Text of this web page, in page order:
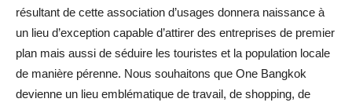
résultant de cette association d’usages donnera naissance à
un lieu d’exception capable d’attirer des entreprises de premier
plan mais aussi de séduire les touristes et la population locale
de manière pérenne. Nous souhaitons que One Bangkok
devienne un lieu emblématique de travail, de shopping, de